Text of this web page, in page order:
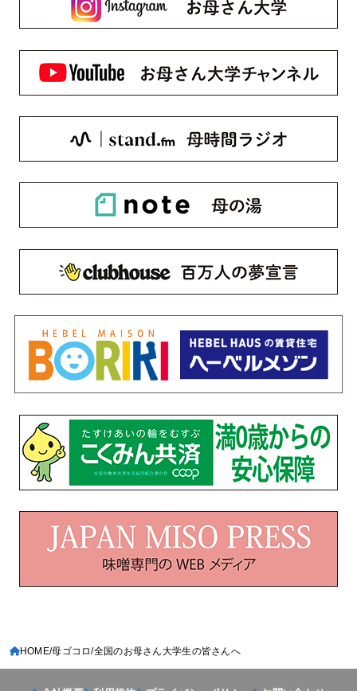
HOME 母ゴコロ 全国のお母さん大学生の皆さんへ